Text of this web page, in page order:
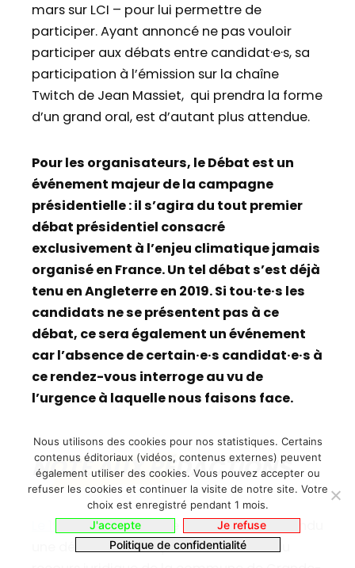
mars sur LCI – pour lui permettre de
participer. Ayant annoncé ne pas vouloir
participer aux débats entre candidat·e·s, sa
participation à l’émission sur la chaîne
Twitch de Jean Massiet, qui prendra la forme
d’un grand oral, est d’autant plus attendue.
Pour les organisateurs, le Débat est un
événement majeur de la campagne
présidentielle : il s’agira du tout premier
débat présidentiel consacré
exclusivement à l’enjeu climatique jamais
organisé en France. Un tel débat s’est déjà
tenu en Angleterre en 2019. Si tou·te·s les
candidats ne se présentent pas à ce
débat, ce sera également un événement
car l’absence de certain·e·s candidat·e·s à
ce rendez-vous interroge au vu de
l’urgence à laquelle nous faisons face.
NOTE AUX RÉDACTIONS
Le 19 novembre 2020
le Conseil d’Etat a rendu
une décision historique dans le cadre du
Nous utilisons des cookies pour nos statistiques. Certains
contenus éditoriaux (vidéos, contenus externes) peuvent
également utiliser des cookies. Vous pouvez accepter ou
refuser les cookies et continuer la visite de notre site. Votre
choix est enregistré pendant 1 mois.
J'accepte
Je refuse
Politique de confidentialité